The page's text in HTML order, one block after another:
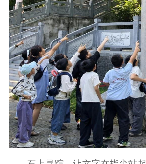
社科强省 工作通知
江苏文脉
资
新闻宣传
主题宣传 对外宣传
记者之家
品
文化文艺
精品生产 文化惠民
文化交流
体制改革
紫金文化艺术节
品牌活动